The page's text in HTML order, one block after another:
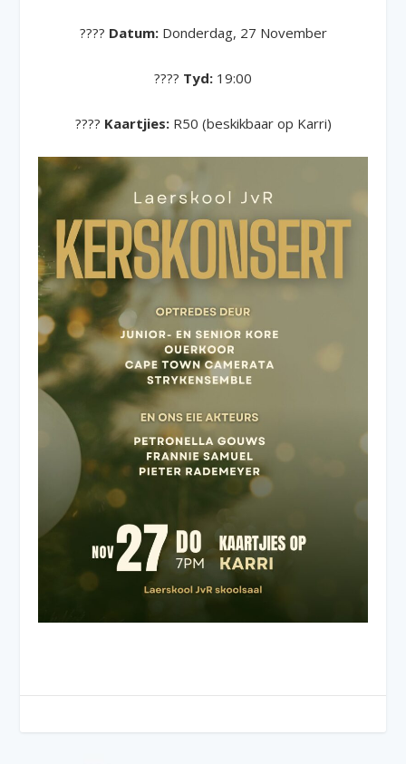
???? Datum:Donderdag, 27 November
???? Tyd: 19:00
???? Kaartjies:R50 (beskikbaar op Karri)